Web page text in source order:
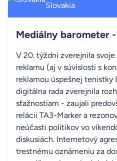
Slovakia
Mediálny barometer
V 20. týždni zverejnila
reklamu (aj v súvislosti s
reklamou úspešnej tenistky
digitálna rada zverejnila
sťažnostiam - zaujali
relácii TA3-Marker a
neúčasti politikov vo
diskusiách. Internetový
trestnému oznámeniu za